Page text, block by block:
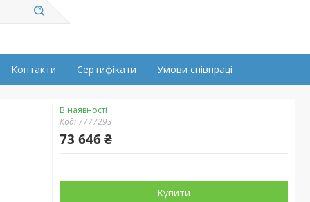
Контакти Сертифікати Умови співпраці
В наявності
Код: 7777293
73 646 ₴
Купити